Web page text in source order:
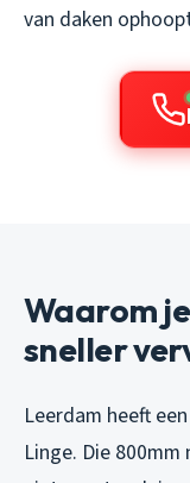
van daken
Waarom
sneller
Leerdam heeft
Linge. Die